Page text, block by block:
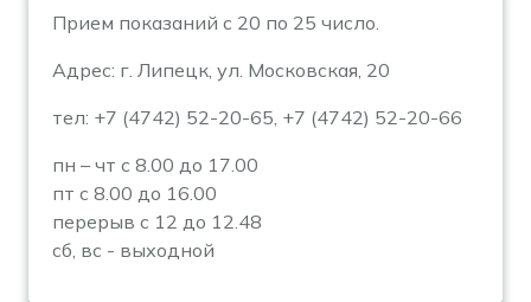
Прием показаний с 20 по 25 число.
Адрес: г. Липецк, ул. Московская, 20
тел: +7 (4742) 52-20-65, +7 (4742) 52-20-66
пн – чт с 8.00 до 17.00
пт с 8.00 до 16.00
перерыв с 12 до 12.48
сб, вс - выходной